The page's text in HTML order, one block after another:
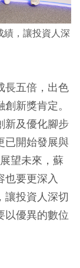
績，讓投資人深
長五倍，出色
新獎肯定。
新及優化腳步
已開始發展與
望未來，蘇
也要更深入
讓投資人深切
以優異的數位